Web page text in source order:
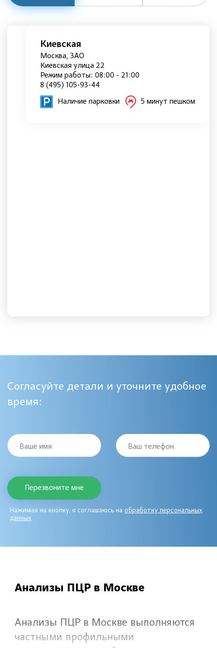
Киевская
Москва, ЗАО
Киевская улица 22
Режим работы: 08:00 - 21:00
8 (495) 105-93-44
Наличие парковки 5 минут пешком
Согласуйте детали и уточните удобное
время:
Ваше имя Ваш телефон
Нажимая на кнопку, я соглашаюсь на обработку персональных
данных
Анализы ПЦР в Москве
Анализы ПЦР в Москве выполняются
частными профильными